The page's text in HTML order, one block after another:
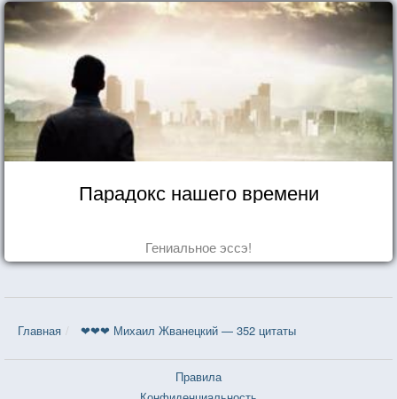
Парадокс нашего времени
Гениальное эссэ!
Главная ❤❤❤ Михаил Жванецкий — 352 цитаты
Правила